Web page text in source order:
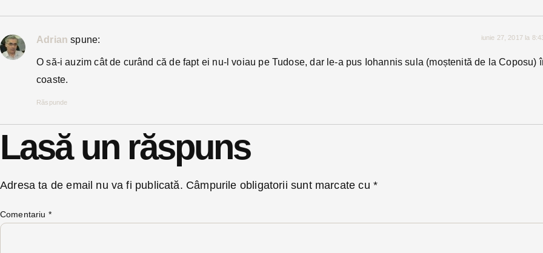
Adrian spune: iunie 27, 2017 la
O să-i auzim cât de curând că de fapt ei nu-l voiau pe Tudose, dar le-a pus Iohannis sula (moștenită de la Coposu)
coaste.
Răspunde
Lasă un răspuns
Adresa ta de email nu va fi publicată. Câmpurile obligatorii sunt marcate cu *
Comentariu *